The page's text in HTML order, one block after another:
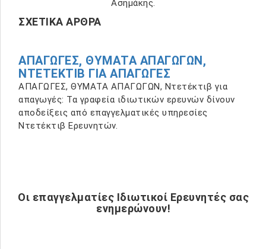
Ασημάκης.
ΣΧΕΤΙΚΆ ΆΡΘΡΑ
ΑΠΑΓΩΓΕΣ, ΘΥΜΑΤΑ ΑΠΑΓΩΓΩΝ,
ΝΤΕΤΈΚΤΙΒ ΓΙΑ ΑΠΑΓΩΓΈΣ
ΑΠΑΓΩΓΕΣ, ΘΥΜΑΤΑ ΑΠΑΓΩΓΩΝ, Ντετέκτιβ για
απαγωγές: Τα γραφεία ιδιωτικών ερευνών δίνουν
αποδείξεις από επαγγελματικές υπηρεσίες
Ντετέκτιβ Ερευνητών.
Οι επαγγελματίες Ιδιωτικοί Ερευνητές σας
ενημερώνουν!